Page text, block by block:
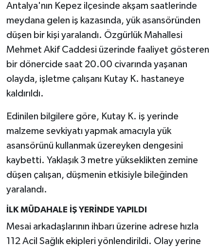
Antalya'nın Kepez ilçesinde akşam saatlerinde
meydana gelen iş kazasında, yük asansöründen
düşen bir kişi yaralandı. Özgürlük Mahallesi
Mehmet Akif Caddesi üzerinde faaliyet gösteren
bir dönercide saat 20.00 civarında yaşanan
olayda, işletme çalışanı Kutay K. hastaneye
kaldırıldı.
Edinilen bilgilere göre, Kutay K. iş yerinde
malzeme sevkiyatı yapmak amacıyla yük
asansörünü kullanmak üzereyken dengesini
kaybetti. Yaklaşık 3 metre yükseklikten zemine
düşen çalışan, düşmenin etkisiyle bileğinden
yaralandı.
İLK MÜDAHALE İŞ YERİNDE YAPILDI
Mesai arkadaşlarının ihbarı üzerine adrese hızla
112 Acil Sağlık ekipleri yönlendirildi. Olay yerine